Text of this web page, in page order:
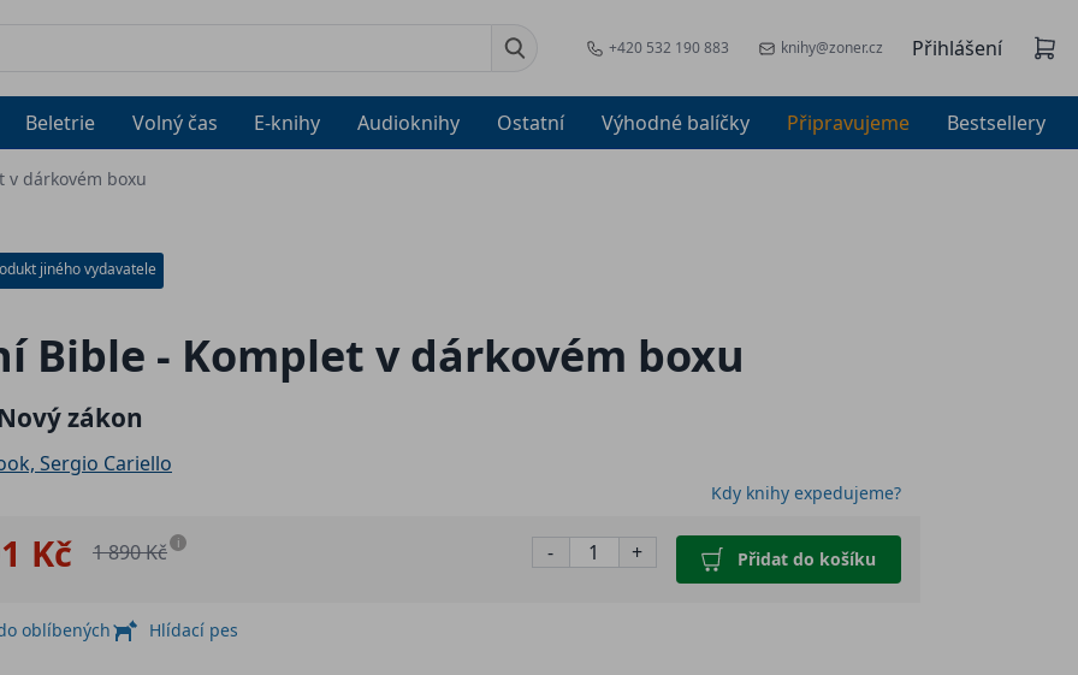
+420 532 190 883 knihy@zoner.cz Přihlášení
Beletrie Volný čas E-knihy Audioknihy Ostatní Výhodné balíčky Připravujeme Bestsellery
v dárkovém boxu
jiného vydavatele
Bible - Komplet v dárkovém boxu
zákon
Sergio Cariello
Kdy knihy expedujeme?
Kč 1 890 Kč i - + Přidat do košíku
oblíbených Hlídací pes